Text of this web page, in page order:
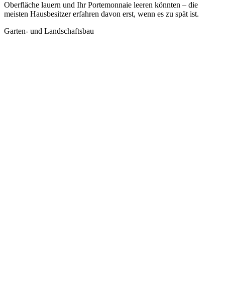
Oberfläche lauern und Ihr Portemonnaie leeren könnten – die
meisten Hausbesitzer erfahren davon erst, wenn es zu spät ist.
Garten- und Landschaftsbau